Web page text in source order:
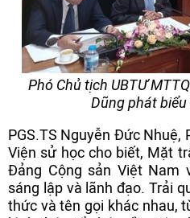
Phó Chủ tịch UBTƯ
Dũng phát
PGS.TS Nguyễn Đức Nhuệ,
Viện sử học cho biết, Mặt
Đảng Cộng sản Việt Nam
sáng lập và lãnh đạo. Trải
thức và tên gọi khác nhau,